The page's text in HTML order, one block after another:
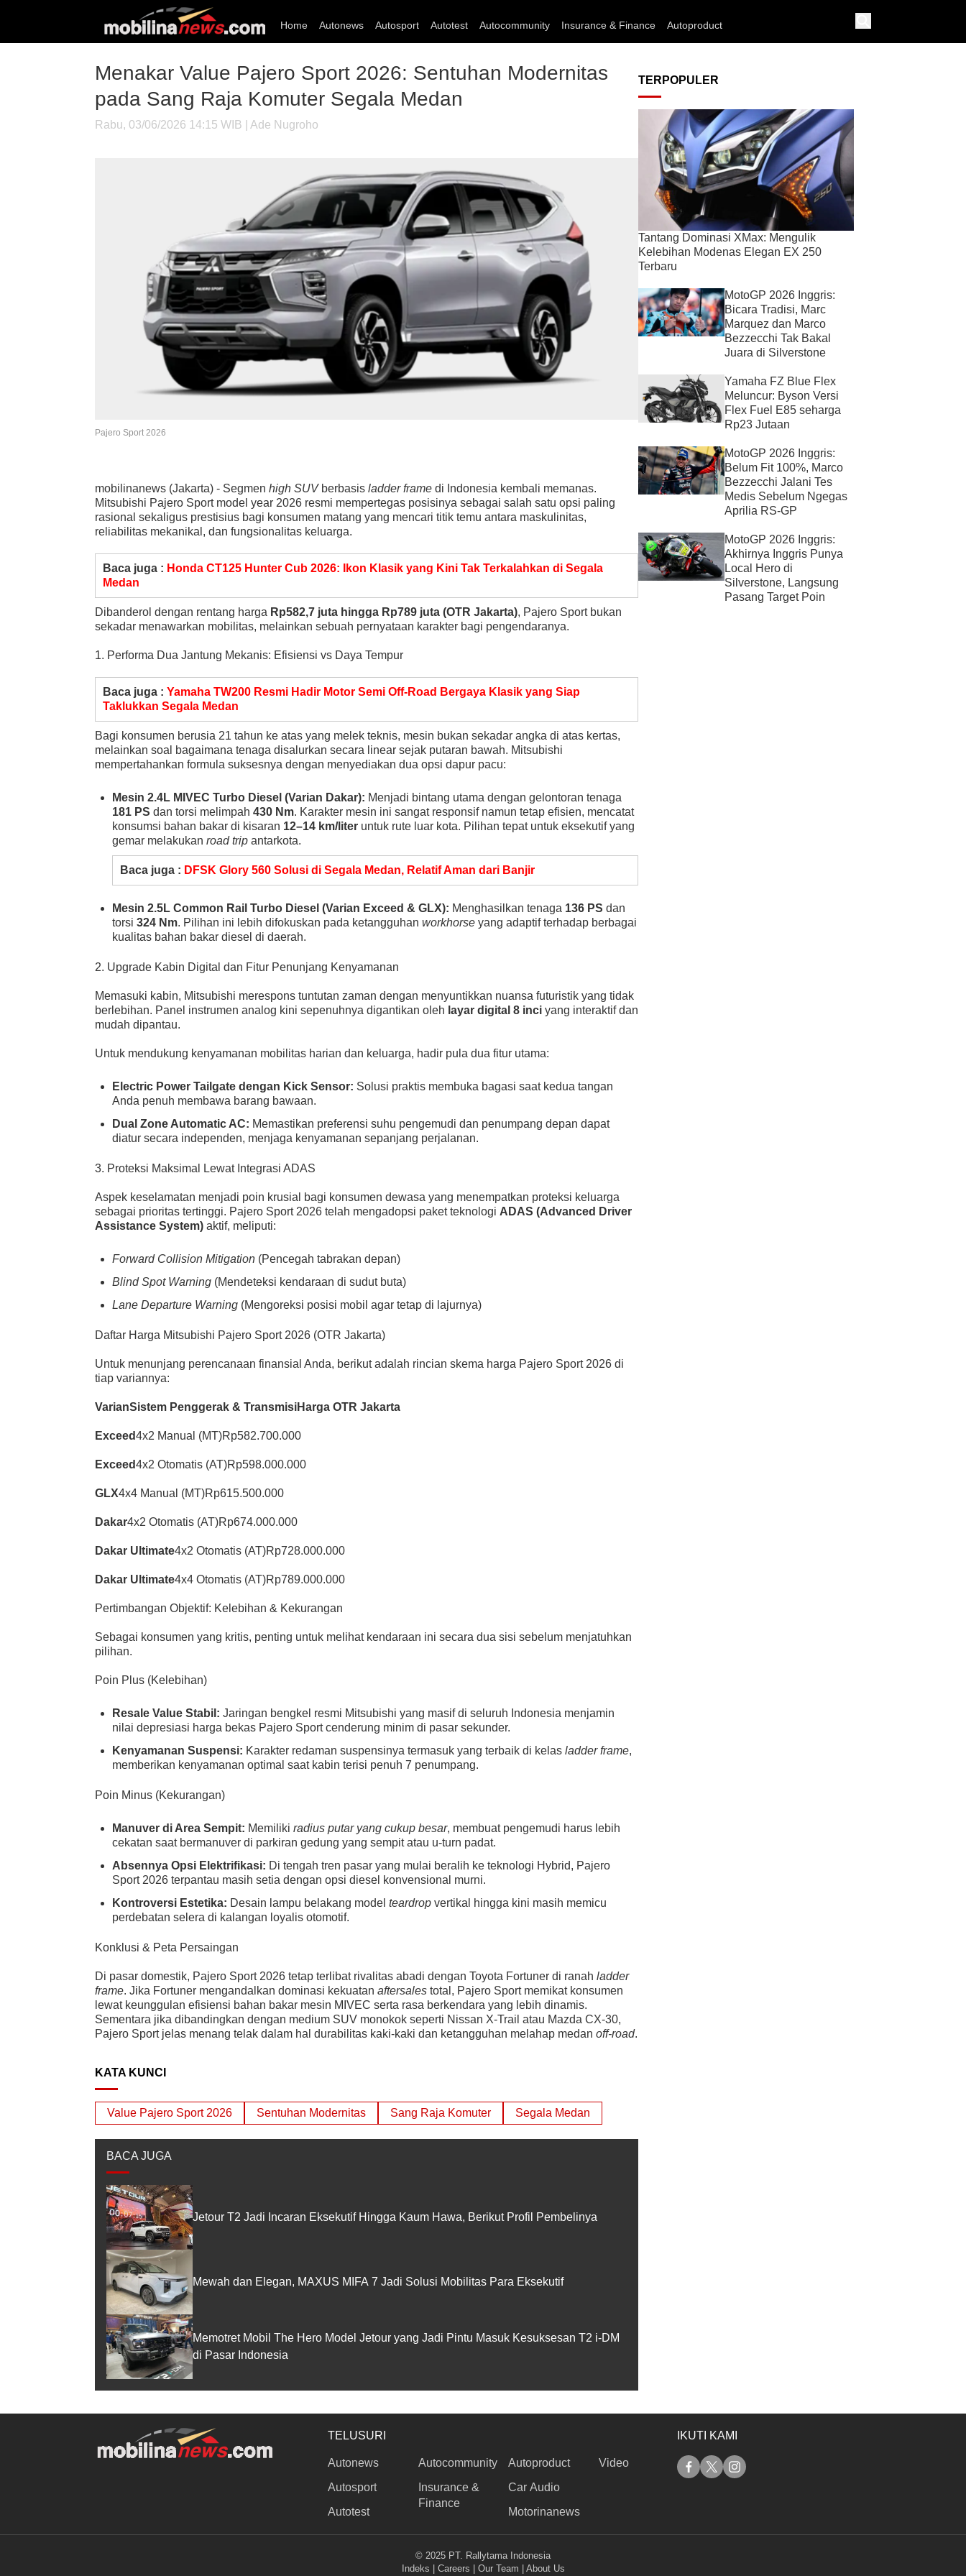
Home Autonews Autosport Autotest Autocommunity Insurance & Finance Autoproduct
Menakar Value Pajero Sport 2026: Sentuhan Modernitas
pada Sang Raja Komuter Segala Medan
Rabu, 03/06/2026 14:15 WIB | Ade Nugroho
Pajero Sport 2026
mobilinanews (Jakarta) - Segmen high SUVberbasis ladder frame di Indonesia kembali memanas.
Mitsubishi Pajero Sport model year 2026 resmi mempertegas posisinya sebagai salah satu opsi paling
rasional sekaligus prestisius bagi konsumen matang yang mencari titik temu antara maskulinitas,
reliabilitas mekanikal, dan fungsionalitas keluarga.
Baca juga : Honda CT125 Hunter Cub 2026: Ikon Klasik yang Kini Tak Terkalahkan di Segala
Medan
Dibanderol dengan rentang harga Rp582,7 juta hingga Rp789 juta (OTR Jakarta), Pajero Sport bukan
sekadar menawarkan mobilitas, melainkan sebuah pernyataan karakter bagi pengendaranya.
1. Performa Dua Jantung Mekanis: Efisiensi vs Daya Tempur
Baca juga : Yamaha TW200 Resmi Hadir Motor Semi Off-Road Bergaya Klasik yang Siap
Taklukkan Segala Medan
Bagi konsumen berusia 21 tahun ke atas yang melek teknis, mesin bukan sekadar angka di atas kertas,
melainkan soal bagaimana tenaga disalurkan secara linear sejak putaran bawah. Mitsubishi
mempertahankan formula suksesnya dengan menyediakan dua opsi dapur pacu:
Mesin 2.4L MIVEC Turbo Diesel (Varian Dakar): Menjadi bintang utama dengan gelontoran tenaga
181 PS dan torsi melimpah 430 Nm. Karakter mesin ini sangat responsif namun tetap efisien, mencatat
konsumsi bahan bakar di kisaran 12–14 km/liter untuk rute luar kota. Pilihan tepat untuk eksekutif yang
gemar melakukan road trip antarkota.
Baca juga : DFSK Glory 560 Solusi di Segala Medan, Relatif Aman dari Banjir
Mesin 2.5L Common Rail Turbo Diesel (Varian Exceed & GLX): Menghasilkan tenaga 136 PS dan
torsi 324 Nm. Pilihan ini lebih difokuskan pada ketangguhan workhorse yang adaptif terhadap berbagai
kualitas bahan bakar diesel di daerah.
2. Upgrade Kabin Digital dan Fitur Penunjang Kenyamanan
Memasuki kabin, Mitsubishi merespons tuntutan zaman dengan menyuntikkan nuansa futuristik yang tidak
berlebihan. Panel instrumen analog kini sepenuhnya digantikan oleh layar digital 8 inci yang interaktif dan
mudah dipantau.
Untuk mendukung kenyamanan mobilitas harian dan keluarga, hadir pula dua fitur utama:
Electric Power Tailgate dengan Kick Sensor: Solusi praktis membuka bagasi saat kedua tangan
Anda penuh membawa barang bawaan.
Dual Zone Automatic AC: Memastikan preferensi suhu pengemudi dan penumpang depan dapat
diatur secara independen, menjaga kenyamanan sepanjang perjalanan.
3. Proteksi Maksimal Lewat Integrasi ADAS
Aspek keselamatan menjadi poin krusial bagi konsumen dewasa yang menempatkan proteksi keluarga
sebagai prioritas tertinggi. Pajero Sport 2026 telah mengadopsi paket teknologi ADAS (Advanced Driver
Assistance System) aktif, meliputi:
Forward Collision Mitigation (Pencegah tabrakan depan)
Blind Spot Warning (Mendeteksi kendaraan di sudut buta)
Lane Departure Warning (Mengoreksi posisi mobil agar tetap di lajurnya)
Daftar Harga Mitsubishi Pajero Sport 2026 (OTR Jakarta)
Untuk menunjang perencanaan finansial Anda, berikut adalah rincian skema harga Pajero Sport 2026 di
tiap variannya:
VarianSistem Penggerak & TransmisiHarga OTR Jakarta
Exceed4x2 Manual (MT)Rp582.700.000
Exceed4x2 Otomatis (AT)Rp598.000.000
GLX4x4 Manual (MT)Rp615.500.000
Dakar4x2 Otomatis (AT)Rp674.000.000
Dakar Ultimate4x2 Otomatis (AT)Rp728.000.000
Dakar Ultimate4x4 Otomatis (AT)Rp789.000.000
Pertimbangan Objektif: Kelebihan & Kekurangan
Sebagai konsumen yang kritis, penting untuk melihat kendaraan ini secara dua sisi sebelum menjatuhkan
pilihan.
Poin Plus (Kelebihan)
Resale Value Stabil: Jaringan bengkel resmi Mitsubishi yang masif di seluruh Indonesia menjamin
nilai depresiasi harga bekas Pajero Sport cenderung minim di pasar sekunder.
Kenyamanan Suspensi: Karakter redaman suspensinya termasuk yang terbaik di kelas ladder frame,
memberikan kenyamanan optimal saat kabin terisi penuh 7 penumpang.
Poin Minus (Kekurangan)
Manuver di Area Sempit: Memiliki radius putar yang cukup besar, membuat pengemudi harus lebih
cekatan saat bermanuver di parkiran gedung yang sempit atau u-turn padat.
Absennya Opsi Elektrifikasi: Di tengah tren pasar yang mulai beralih ke teknologi Hybrid, Pajero
Sport 2026 terpantau masih setia dengan opsi diesel konvensional murni.
Kontroversi Estetika: Desain lampu belakang model teardrop vertikal hingga kini masih memicu
perdebatan selera di kalangan loyalis otomotif.
Konklusi & Peta Persaingan
Di pasar domestik, Pajero Sport 2026 tetap terlibat rivalitas abadi dengan Toyota Fortuner di ranah ladder
frame. Jika Fortuner mengandalkan dominasi kekuatan aftersales total, Pajero Sport memikat konsumen
lewat keunggulan efisiensi bahan bakar mesin MIVEC serta rasa berkendara yang lebih dinamis.
Sementara jika dibandingkan dengan medium SUV monokok seperti Nissan X-Trail atau Mazda CX-30,
Pajero Sport jelas menang telak dalam hal durabilitas kaki-kaki dan ketangguhan melahap medan off-road.
KATA KUNCI
Value Pajero Sport 2026 Sentuhan Modernitas Sang Raja Komuter Segala Medan
BACA JUGA
Jetour T2 Jadi Incaran Eksekutif Hingga Kaum Hawa, Berikut Profil Pembelinya
Mewah dan Elegan, MAXUS MIFA 7 Jadi Solusi Mobilitas Para Eksekutif
Memotret Mobil The Hero Model Jetour yang Jadi Pintu Masuk Kesuksesan T2 i-DM
di Pasar Indonesia
TERPOPULER
Tantang Dominasi XMax: Mengulik
Kelebihan Modenas Elegan EX 250
Terbaru
MotoGP 2026 Inggris:
Bicara Tradisi, Marc
Marquez dan Marco
Bezzecchi Tak Bakal
Juara di Silverstone
Yamaha FZ Blue Flex
Meluncur: Byson Versi
Flex Fuel E85 seharga
Rp23 Jutaan
MotoGP 2026 Inggris:
Belum Fit 100%, Marco
Bezzecchi Jalani Tes
Medis Sebelum Ngegas
Aprilia RS-GP
MotoGP 2026 Inggris:
Akhirnya Inggris Punya
Local Hero di
Silverstone, Langsung
Pasang Target Poin
TELUSURI
Autonews
Autosport
Autotest
Autocommunity
Insurance &
Finance
Autoproduct
Car Audio
Motorinanews
Video
IKUTI KAMI
© 2025 PT. Rallytama Indonesia
Indeks
Careers Our Team About Us